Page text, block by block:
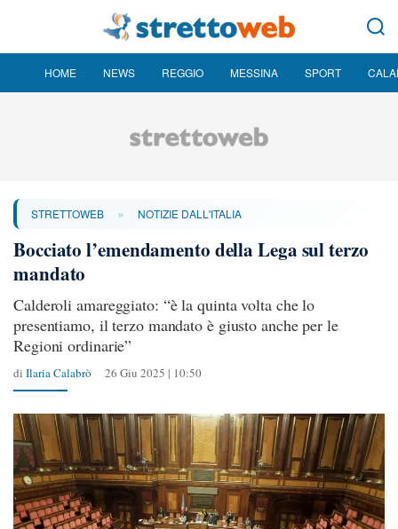
HOME NEWS REGGIO MESSINA SPORT
STRETTOWEB » NOTIZIE DALL'ITALIA
Bocciato l’emendamento della Lega sul terzo
mandato
Calderoli amareggiato: “è la quinta volta che lo
presentiamo, il terzo mandato è giusto anche per le
Regioni ordinarie”
di Ilaria Calabrò 26 Giu 2025 | 10:50